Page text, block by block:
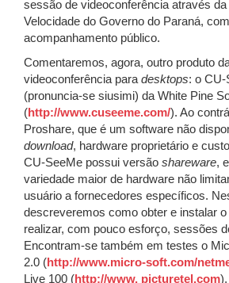
sessão de videoconferência através da
Velocidade do Governo do Paraná,
acompanhamento público.
Comentaremos, agora, outro produto
videoconferência para desktops: o CU-
(pronuncia-se siusimi) da White Pine
(http://www.cuseeme.com/). Ao
Proshare, que é um software não
download, hardware proprietário e
CU-SeeMe possui versão shareware,
variedade maior de hardware não
usuário a fornecedores específicos.
descreveremos como obter e instalar
realizar, com pouco esforço, sessões
Encontram-se também em testes o
2.0 (http://www.micro-soft.com/
Live 100 (http://www. picturetel.com